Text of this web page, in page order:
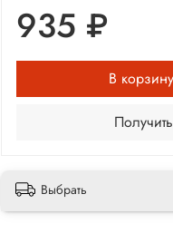
935 ₽
В корзину
Выбрать